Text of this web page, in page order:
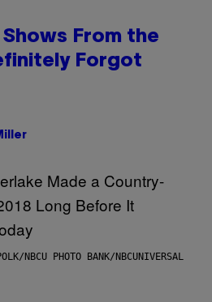
From the
Forgot
NBCU PHOTO BANK/NBCUNIVERSAL